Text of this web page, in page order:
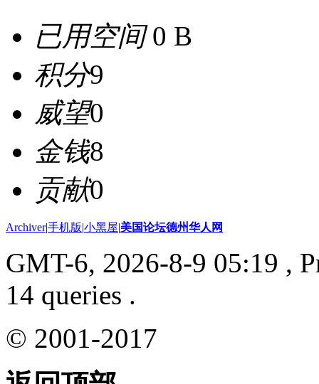
已用空间0 B
积分9
威望0
金钱8
贡献0
Archiver|手机版|小黑屋|美国论坛德州华人网
GMT-6, 2026-8-9 05:19 ,
14 queries .
© 2001-2017